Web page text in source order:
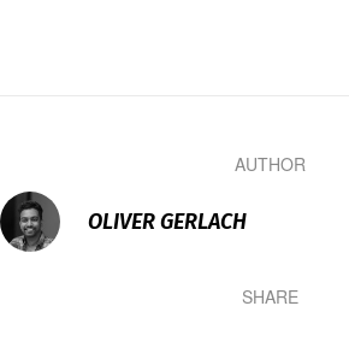
AUTHOR
OLIVER GERLACH
SHARE